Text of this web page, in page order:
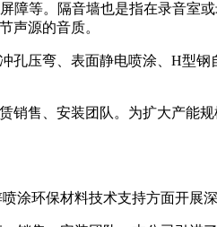
障等。隔音墙也是指在录音室
声源的音质。
孔压弯、表面静电喷涂、H型
售、安装团队。为扩大产能
涂环保材料技术支持方面开展深